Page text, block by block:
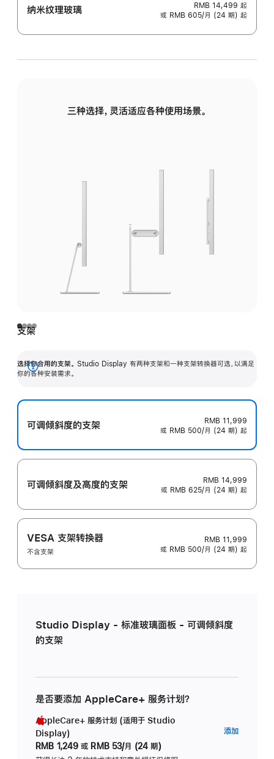
纳米纹理玻璃 RMB 14,499 起
或 RMB 605/月 (24 期) 起
三种选择，灵活适应各种使用场景。
支架
选择你合用的支架。 Studio Display 有两种支架和一种支架转换器可选，以满足
你的各种安装需求。
展
可调倾斜度的支架
RMB 11,999
或 RMB 500/月 (24 期) 起
可调倾斜度及高‍度的支‍架
RMB 14,999
或 RMB 625/月 (24 期) 起
VESA 支架转换器
不含支架
RMB 11,999
或 RMB 500/月 (24 期) 起
Studio Display - 标准玻璃面板 - 可调倾斜度
的支架
是否要添加 AppleCare+ 服务计划？
AppleCare+ 服务计划 (适用于 Studio
Display)
RMB 1,249 或 RMB 53/月 (24 期)
添加